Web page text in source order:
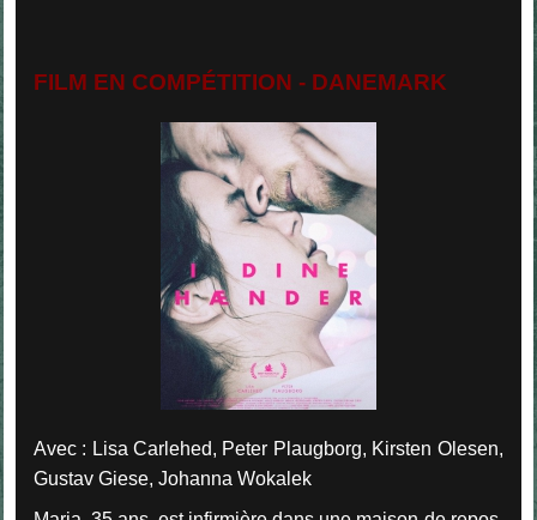
FILM EN COMPÉTITION - DANEMARK
Avec : Lisa Carlehed, Peter Plaugborg, Kirsten Olesen,
Gustav Giese, Johanna Wokalek